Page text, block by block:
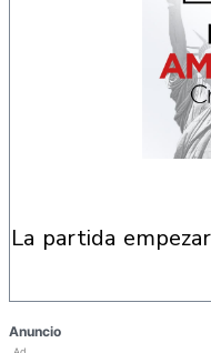
la partida
Anuncio